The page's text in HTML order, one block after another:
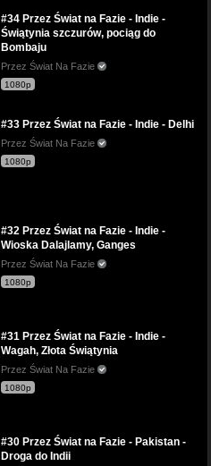
#34 Przez Świat na Fazie - Indie -
Świątynia szczurów, pociąg do
Bombaju
Przez Świat Na Fazie
1080p
#33 Przez Świat na Fazie - Indie - Delhi
Przez Świat Na Fazie
1080p
#32 Przez Świat na Fazie - Indie -
Wioska Dalajlamy, Ganges
Przez Świat Na Fazie
1080p
#31 Przez Świat na Fazie - Indie -
Wagah, Złota Świątynia
Przez Świat Na Fazie
1080p
#30 Przez Świat na Fazie - Pakistan -
Droga do Indii